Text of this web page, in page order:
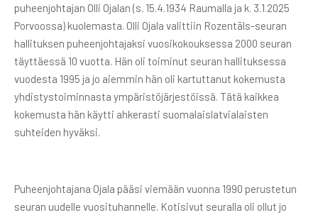
puheenjohtajan Olli Ojalan (s. 15.4.1934 Raumalla ja k. 3.1.2025
Porvoossa) kuolemasta. Olli Ojala valittiin Rozentāls-seuran
hallituksen puheenjohtajaksi vuosikokouksessa 2000 seuran
täyttäessä 10 vuotta. Hän oli toiminut seuran hallituksessa
vuodesta 1995 ja jo aiemmin hän oli kartuttanut kokemusta
yhdistystoiminnasta ympäristöjärjestöissä. Tätä kaikkea
kokemusta hän käytti ahkerasti suomalaislatvialaisten
suhteiden hyväksi.
Puheenjohtajana Ojala pääsi viemään vuonna 1990 perustetun
seuran uudelle vuosituhannelle. Kotisivut seuralla oli ollut jo